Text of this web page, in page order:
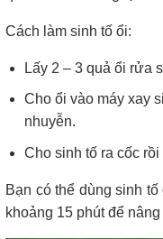
Cách làm sinh tố ổi:
Lấy 2 – 3 quả ổi rửa
Cho ổi vào máy xay
nhuyễn.
Cho sinh tố ra cốc
Bạn có thể dùng sinh
khoảng 15 phút để